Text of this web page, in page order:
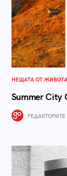
НЕЩАТА ОТ ЖИВОТА
Summer City
РЕДАКТОРИТЕ